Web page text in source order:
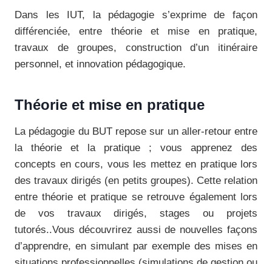
Dans les IUT, la pédagogie s’exprime de façon
différenciée, entre théorie et mise en pratique,
travaux de groupes, construction d’un itinéraire
personnel, et innovation pédagogique.
Théorie et mise en pratique
La pédagogie du BUT repose sur un aller-retour entre
la théorie et la pratique ; vous apprenez des
concepts en cours, vous les mettez en pratique lors
des travaux dirigés (en petits groupes). Cette relation
entre théorie et pratique se retrouve également lors
de vos travaux dirigés, stages ou projets
tutorés..Vous découvrirez aussi de nouvelles façons
d’apprendre, en simulant par exemple des mises en